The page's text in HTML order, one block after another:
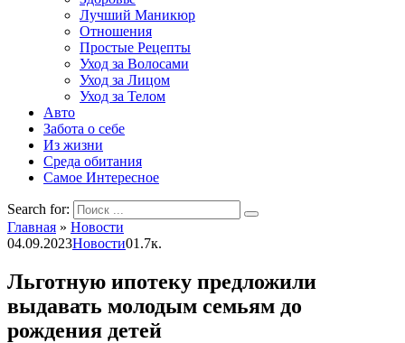
Лучший Маникюр
Отношения
Простые Рецепты
Уход за Волосами
Уход за Лицом
Уход за Телом
Авто
Забота о себе
Из жизни
Среда обитания
Самое Интересное
Search for:
Главная » Новости
04.09.2023Новости01.7к.
Льготную ипотеку предложили
выдавать молодым семьям до
рождения детей